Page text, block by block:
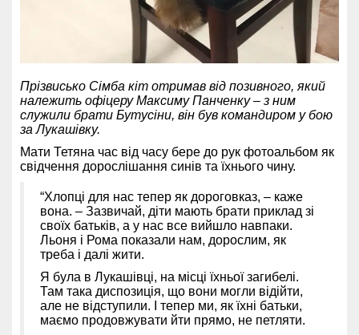
Прізвисько Сімба кіт отримав від позивного, який
належить офіцеру Максиму Панченку – з ним
служили брати Бутусіни, він був командиром у бою
за Лукашівку.
Мати Тетяна час від часу бере до рук фотоальбом як
свідчення дорослішання синів та їхнього чину.
“Хлопці для нас тепер як дороговказ, – каже
вона. – Зазвичай, діти мають брати приклад зі
своїх батьків, а у нас все вийшло навпаки.
Льоня і Рома показали нам, дорослим, як
треба і далі жити.
Я була в Лукашівці, на місці їхньої загибелі.
Там така диспозиція, що вони могли відійти,
але не відступили. І тепер ми, як їхні батьки,
маємо продовжувати йти прямо, не петляти.